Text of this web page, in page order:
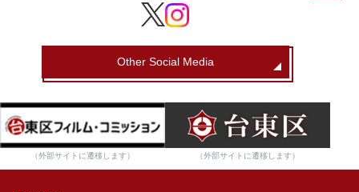
Other Social Media
（外部サイトに遷移します） （外部サイトに遷移します）